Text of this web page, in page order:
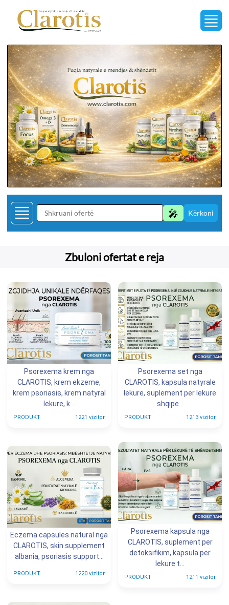
🎤 Kërkoni
Zbuloni ofertat e reja
Psorexema krem nga
CLAROTIS, krem ekzeme,
krem psoriasis, krem natyral
lekure, k...
PRODUKT 1221 vizitor
Psorexema set nga
CLAROTIS, kapsula natyrale
lekure, suplement per lekure
shqipe...
PRODUKT 1213 vizitor
Eczema capsules natural nga
CLAROTIS, skin supplement
albania, psoriasis support...
PRODUKT 1220 vizitor
Psorexema kapsula nga
CLAROTIS, suplement per
detoksifikim, kapsula per
lekure t...
PRODUKT 1211 vizitor